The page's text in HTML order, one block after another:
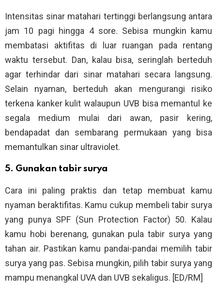
Intensitas sinar matahari tertinggi berlangsung antara
jam 10 pagi hingga 4 sore. Sebisa mungkin kamu
membatasi aktifitas di luar ruangan pada rentang
waktu tersebut. Dan, kalau bisa, seringlah berteduh
agar terhindar dari sinar matahari secara langsung.
Selain nyaman, berteduh akan mengurangi risiko
terkena kanker kulit walaupun UVB bisa memantul ke
segala medium mulai dari awan, pasir kering,
bendapadat dan sembarang permukaan yang bisa
memantulkan sinar ultraviolet.
5. Gunakan tabir surya
Cara ini paling praktis dan tetap membuat kamu
nyaman beraktifitas. Kamu cukup membeli tabir surya
yang punya SPF (Sun Protection Factor) 50. Kalau
kamu hobi berenang, gunakan pula tabir surya yang
tahan air. Pastikan kamu pandai-pandai memilih tabir
surya yang pas. Sebisa mungkin, pilih tabir surya yang
mampu menangkal UVA dan UVB sekaligus. [ED/RM]